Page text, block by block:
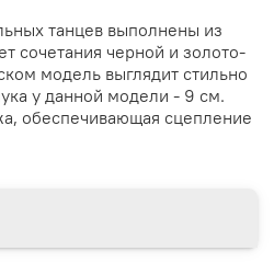
танцев выполнены из
сочетания черной и золото-
модель выглядит стильно
у данной модели - 9 см.
обеспечивающая сцепление